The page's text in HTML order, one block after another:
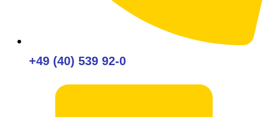
+49 (40) 539 92-0